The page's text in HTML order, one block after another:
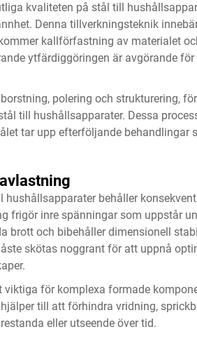
kvaliteten på stål till
Denna tillverkningsteknik
kallförfastning av materialet
ytfärdiggöringen är avgörande
polering och strukturering,
till hushållsapparater. Dessa
tar upp efterföljande behandlingar
behåller
frigör inre spänningar som uppstår
brott och bibehåller dimensionell
skötas noggrant för att uppnå
för komplexa formade
till att förhindra vridning,
eller utseende över tid.